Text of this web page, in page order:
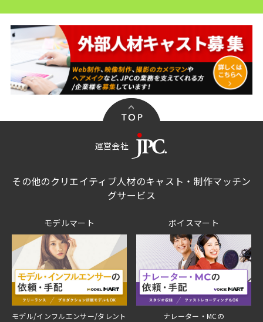
運営会社
その他のクリエイティブ人材のキャスト・制作マッチン
グサービス
モデルマート
モデル/インフルエンサー/タレント
ボイスマート
ナレーター・MCの